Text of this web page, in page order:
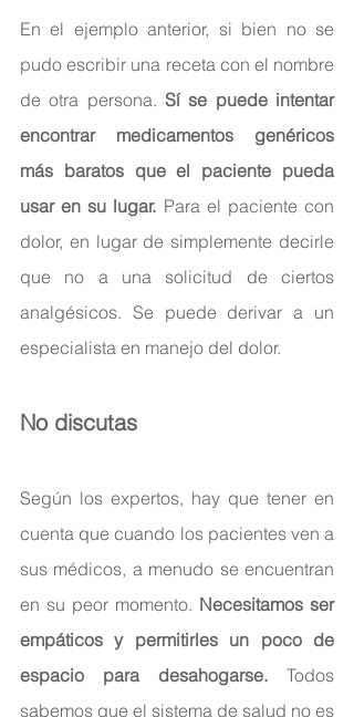
En el ejemplo anterior, si bien no se
pudo escribir una receta con el nombre
de otra persona. Sí se puede intentar
encontrar medicamentos genéricos
más baratos que el paciente pueda
usar en su lugar. Para el paciente con
dolor, en lugar de simplemente decirle
que no a una solicitud de ciertos
analgésicos. Se puede derivar a un
especialista en manejo del dolor.
No discutas
Según los expertos, hay que tener en
cuenta que cuando los pacientes ven a
sus médicos, a menudo se encuentran
en su peor momento. Necesitamos ser
empáticos y permitirles un poco de
espacio para desahogarse. Todos
sabemos que el sistema de salud no es